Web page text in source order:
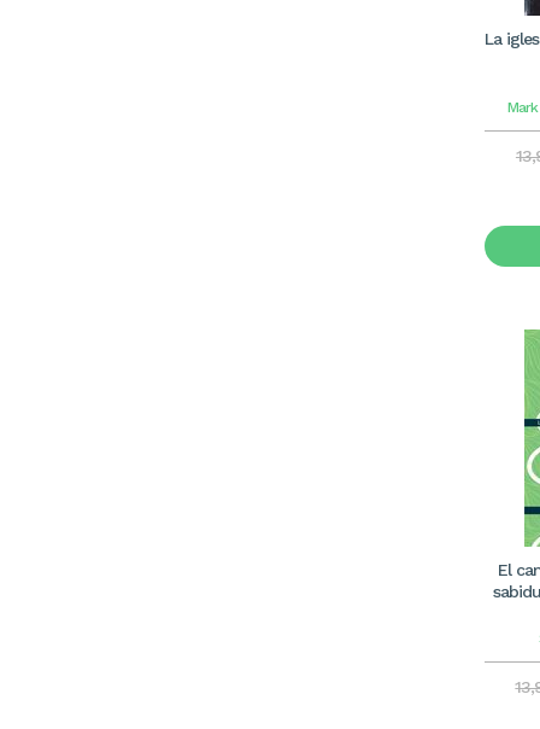
La
El